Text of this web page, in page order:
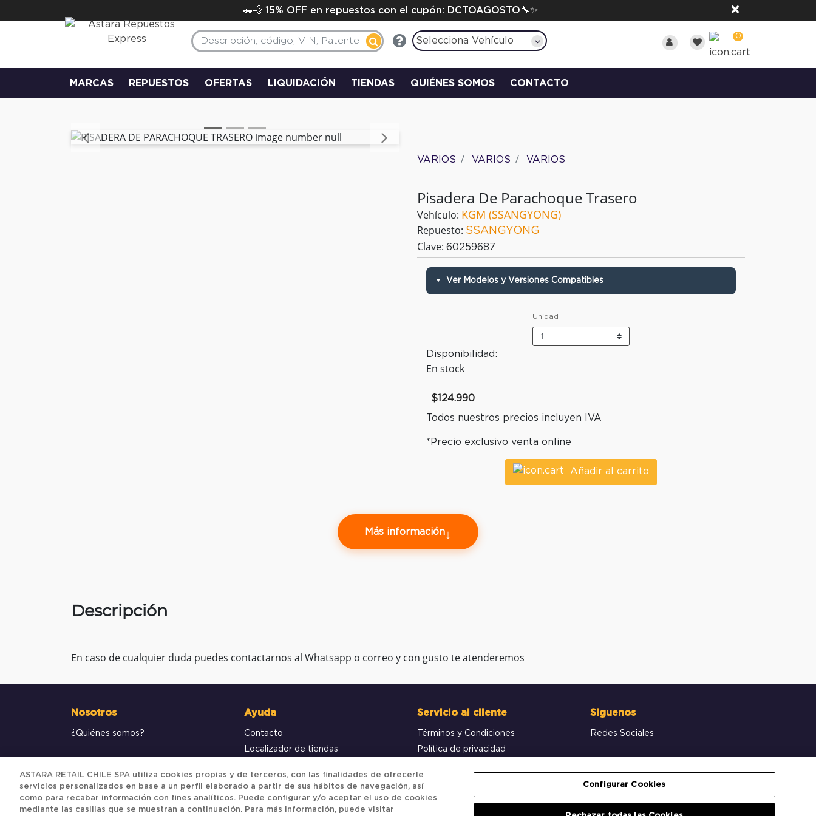
🚗💨 15% OFF en repuestos con el cupón: DCTOAGOSTO🔧✨ ×
Selecciona Vehículo 0
MARCAS REPUESTOS OFERTAS LIQUIDACIÓN TIENDAS QUIÉNES SOMOS CONTACTO
Anterior
VARIOS
VARIOS VARIOS
Pisadera De Parachoque Trasero
Vehículo: KGM (SSANGYONG)
Repuesto: SSANGYONG
Clave: 60259687
▼ Ver Modelos y Versiones Compatibles
Unidad
Disponibilidad:
En stock
$124.990
Todos nuestros precios incluyen IVA
*Precio exclusivo venta online
Añadir al carrito
Más información↓
Descripción
En caso de cualquier duda puedes contactarnos al Whatsapp o correo y con gusto te atenderemos
Nosotros
¿Quiénes somos?
Ayuda
Contacto
Localizador de tiendas
Servicio al cliente
Términos y Condiciones
Política de privacidad
Siguenos
Redes Sociales
ASTARA RETAIL CHILE SPA utiliza cookies propias y de terceros, con las finalidades de ofrecerle
servicios personalizados en base a un perfil elaborado a partir de sus hábitos de navegación, así
como para recabar información con fines analíticos. Puede configurar y/o aceptar el uso de cookies
mediante las casillas que se muestran a continuación. Para más información, puede visitar
Configurar Cookies